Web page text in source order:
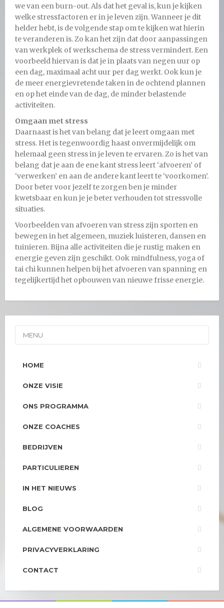
we van een burn-out. Als dat het geval is, kun je kijken
welke stressfactoren er in je leven zijn. Wanneer je dit
helder hebt, is de volgende stap om te kijken wat hierin
te veranderen is. Zo kan het zijn dat door aanpassingen
van werkplek of werkschema de stress vermindert. Een
voorbeeld hiervan is dat je in plaats van negen uur op
een dag, maximaal acht uur per dag werkt. Ook kun je
de meer energievretende taken in de ochtend plannen
en op het einde van de dag, de minder belastende
activiteiten.
Omgaan met stress
Daarnaast is het van belang dat je leert omgaan met
stress. Het is tegenwoordig haast onvermijdelijk om
helemaal geen stress in je leven te ervaren. Zo is het van
belang dat je aan de ene kant stress leert ‘afvoeren’ of
‘verwerken’ en aan de andere kant leert te ‘voorkomen’.
Door beter voor jezelf te zorgen ben je minder
kwetsbaar en kun je je beter verhouden tot stressvolle
situaties.
Voorbeelden van afvoeren van stress zijn sporten en
bewegen in het algemeen, muziek luisteren, dansen en
tuinieren. Bijna alle activiteiten die je rustig maken en
energie geven zijn geschikt. Ook mindfulness, yoga of
tai chi kunnen helpen bij het afvoeren van spanning en
tegelijkertijd het opbouwen van nieuwe frisse energie.
MENU
HOME
ONZE VISIE
ONS PROGRAMMA
ONZE COACHES
BEDRIJVEN
PARTICULIEREN
IN HET NIEUWS
BLOG
ALGEMENE VOORWAARDEN
PRIVACYVERKLARING
CONTACT